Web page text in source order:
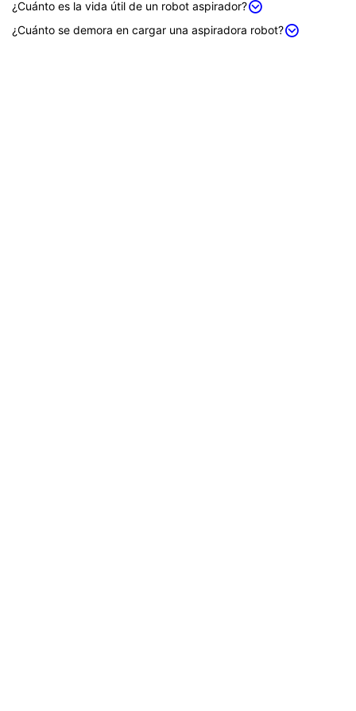
¿Cuánto es la vida útil de un robot aspirador?
¿Cuánto se demora en cargar una aspiradora robot?